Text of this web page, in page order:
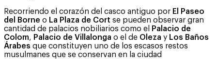
Recorriendo el corazón del casco antiguo por El Paseo
del Borne o La Plaza de Cort se pueden observar gran
cantidad de palacios nobiliarios como el
Palacio de
Colom, Palacio de Villalonga o el de Oleza y Los Baños
Árabes que constituyen uno de los escasos restos
musulmanes que se conservan en la ciudad